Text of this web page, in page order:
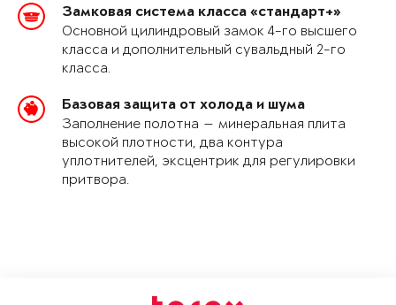
Замковая система класса «стандарт+»
Основной цилиндровый замок 4-го высшего
класса и дополнительный сувальдный 2-го
класса.
Базовая защита от холода и шума
Заполнение полотна — минеральная плита
высокой плотности, два контура
уплотнителей, эксцентрик для регулировки
притвора.